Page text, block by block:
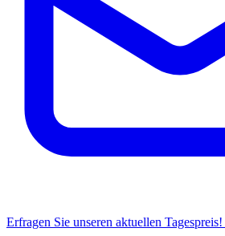
Erfragen Sie unseren aktuellen Tagespreis!